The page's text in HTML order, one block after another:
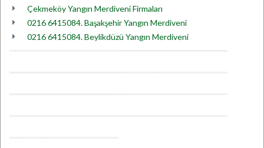
Çekmeköy Yangın Merdiveni Firmaları
0216 6415084. Başakşehir Yangın Merdiveni
0216 6415084. Beylikdüzü Yangın Merdiveni